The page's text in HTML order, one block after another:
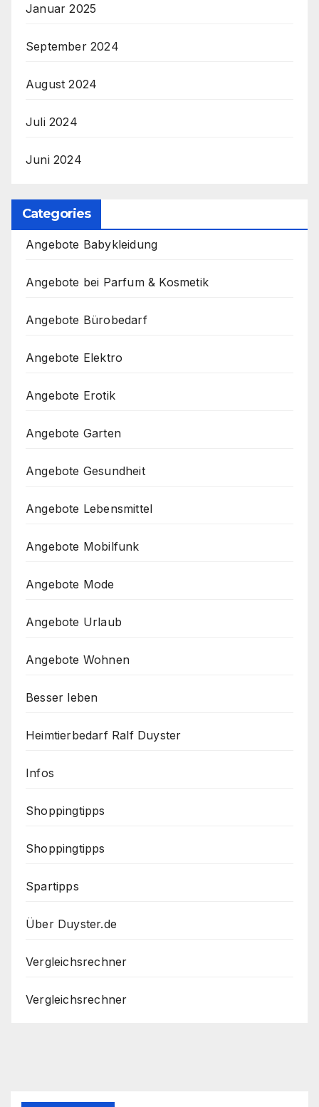
Januar 2025
September 2024
August 2024
Juli 2024
Juni 2024
Categories
Angebote Babykleidung
Angebote bei Parfum & Kosmetik
Angebote Bürobedarf
Angebote Elektro
Angebote Erotik
Angebote Garten
Angebote Gesundheit
Angebote Lebensmittel
Angebote Mobilfunk
Angebote Mode
Angebote Urlaub
Angebote Wohnen
Besser leben
Heimtierbedarf Ralf Duyster
Infos
Shoppingtipps
Shoppingtipps
Spartipps
Über Duyster.de
Vergleichsrechner
Vergleichsrechner